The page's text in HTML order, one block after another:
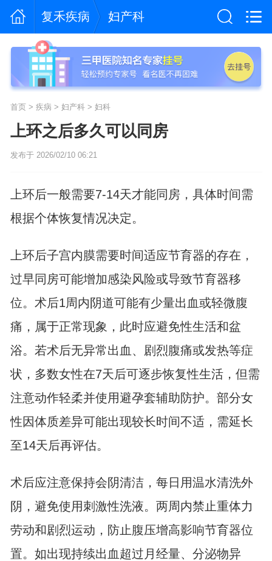
复禾疾病 妇产科
首页> 疾病 > 妇产科> 妇科
上环之后多久可以同房
发布于 2026/02/10 06:21
上环后一般需要7-14天才能同房，具体时间需
根据个体恢复情况决定。
上环后子宫内膜需要时间适应节育器的存在，
过早同房可能增加感染风险或导致节育器移
位。术后1周内阴道可能有少量出血或轻微腹
痛，属于正常现象，此时应避免性生活和盆
浴。若术后无异常出血、剧烈腹痛或发热等症
状，多数女性在7天后可逐步恢复性生活，但需
注意动作轻柔并使用避孕套辅助防护。部分女
性因体质差异可能出现较长时间不适，需延长
至14天后再评估。
术后应注意保持会阴清洁，每日用温水清洗外
阴，避免使用刺激性洗液。两周内禁止重体力
劳动和剧烈运动，防止腹压增高影响节育器位
置。如出现持续出血超过月经量、分泌物异